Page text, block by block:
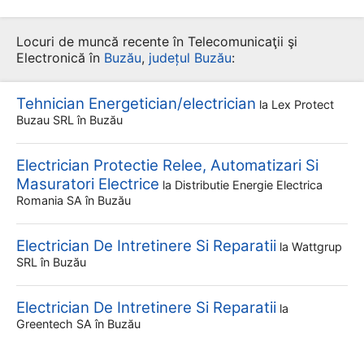
Locuri de muncă recente în Telecomunicaţii şi
Electronică în Buzău, județul Buzău:
Tehnician Energetician/electrician la Lex Protect
Buzau SRL în Buzău
Electrician Protectie Relee, Automatizari Si
Masuratori Electrice la Distributie Energie Electrica
Romania SA în Buzău
Electrician De Intretinere Si Reparatii la Wattgrup
SRL în Buzău
Electrician De Intretinere Si Reparatii la
Greentech SA în Buzău